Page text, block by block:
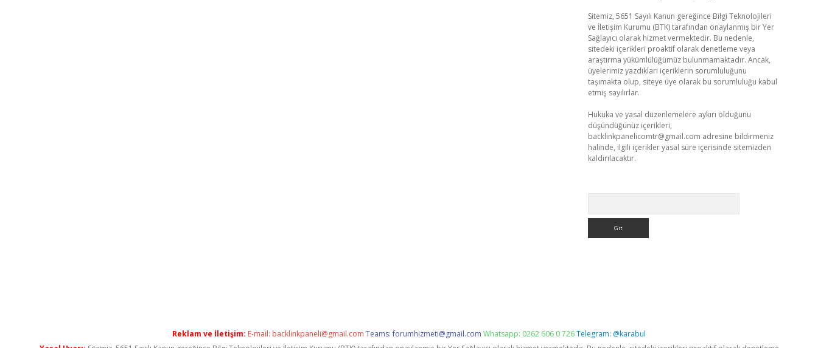
Sitemiz, 5651 Sayılı Kanun gereğince Bilgi Teknolojileri
ve İletişim Kurumu (BTK) tarafından onaylanmış bir Yer
Sağlayıcı olarak hizmet vermektedir. Bu nedenle,
sitedeki içerikleri proaktif olarak denetleme veya
araştırma yükümlülüğümüz bulunmamaktadır. Ancak,
üyelerimiz yazdıkları içeriklerin sorumluluğunu
taşımakta olup, siteye üye olarak bu sorumluluğu kabul
etmiş sayılırlar.
Hukuka ve yasal düzenlemelere aykırı olduğunu
düşündüğünüz içerikleri,
backlinkpanelicomtr@gmail.com adresine bildirmeniz
halinde, ilgili içerikler yasal süre içerisinde sitemizden
kaldırılacaktır.
Reklam ve İletişim: E-mail: backlinkpaneli@gmail.com Teams:forumhizmeti@gmail.com Whatsapp: 0262 606 0 726Telegram: @karabul